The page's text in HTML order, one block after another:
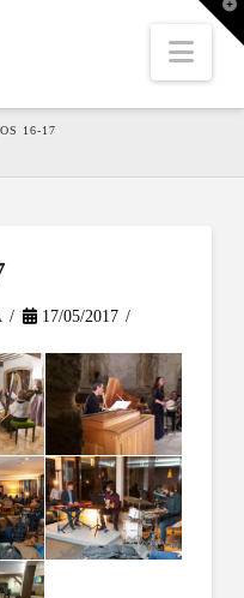
16-17
17/05/2017